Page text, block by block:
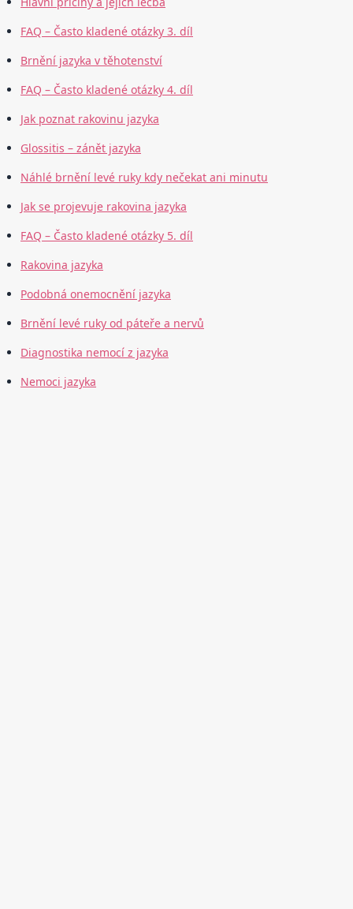
FAQ – Často kladené otázky 3. díl
Brnění jazyka v těhotenství
FAQ – Často kladené otázky 4. díl
Jak poznat rakovinu jazyka
Glossitis – zánět jazyka
Náhlé brnění levé ruky kdy nečekat ani minutu
Jak se projevuje rakovina jazyka
FAQ – Často kladené otázky 5. díl
Rakovina jazyka
Podobná onemocnění jazyka
Brnění levé ruky od páteře a nervů
Diagnostika nemocí z jazyka
Nemoci jazyka